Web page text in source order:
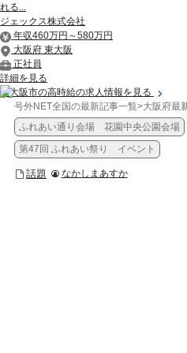
れる...
ジェックス株式会社
年収460万円～580万円
大阪府 東大阪
正社員
詳細を見る
東大阪市の高時給の求人情報を見る
号外NET全国の最新記事一覧>大阪府最
ふれあい通り会場 花園中央公園会場
第47回 ふれあい祭り イベント
話題 なかしまあすか